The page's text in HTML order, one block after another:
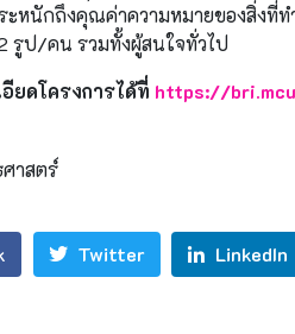
ะหนักถึงคุณค่าความหมายของสิ่งที่ท
รูป/คน รวมทั้งผู้สนใจทั่วไป
ยดโครงการได้ที่ https://
าสตร์
Twitter LinkedIn